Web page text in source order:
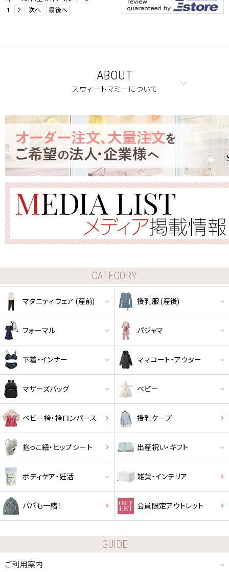
1
2 次へ 最後へ
ABOUT
スウィートマミーについて
CATEGORY
マタニティウェア (産前) 授乳服 (産後)
フォーマル パジャマ
下着・インナー ママコート・アウター
マザーズバッグ ベビー
ベビー袴・袴ロンパース 授乳ケープ
抱っこ紐・ヒップシート 出産祝い・ギフト
ボディケア・妊活 雑貨・インテリア
パパも一緒！ 会員限定アウトレット
GUIDE
ご利用案内
クーポンコードをコピーしました。
ショッピングカート画面にてご入力ください。
クーポンのご利用には会員登録が必要となります。